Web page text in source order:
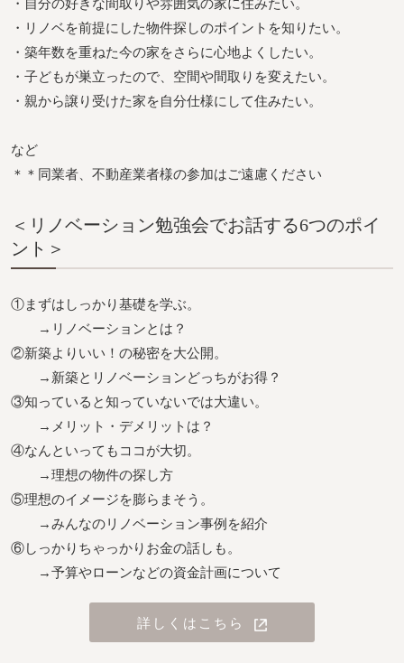
・リノベを前提にした物件探しのポイントを知りたい。
・築年数を重ねた今の家をさらに心地よくしたい。
・子どもが巣立ったので、空間や間取りを変えたい。
・親から譲り受けた家を自分仕様にして住みたい。
など
＊＊同業者、不動産業者様の参加はご遠慮ください
＜リノベーション勉強会でお話する6つのポイ
ント＞
①まずはしっかり基礎を学ぶ。
→リノベーションとは？
②新築よりいい！の秘密を大公開。
→新築とリノベーションどっちがお得？
③知っていると知っていないでは大違い。
→メリット・デメリットは？
④なんといってもココが大切。
→理想の物件の探し方
⑤理想のイメージを膨らまそう。
→みんなのリノベーション事例を紹介
⑥しっかりちゃっかりお金の話しも。
→予算やローンなどの資金計画について
詳しくはこちら